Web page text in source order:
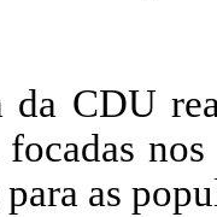
da CDU
as